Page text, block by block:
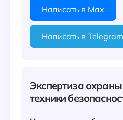
Написать в Max
Написать в Telegram
Экспертиза
техники